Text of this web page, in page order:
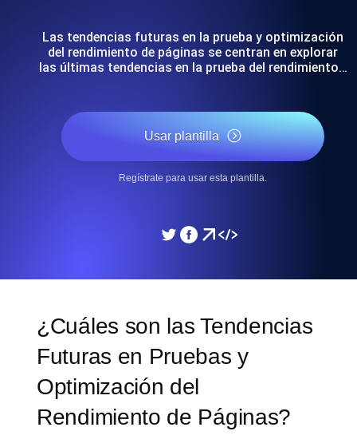
Las tendencias futuras en la prueba y optimización
del rendimiento de páginas se centran en explorar
las últimas tendencias en la prueba del rendimiento…
Usar plantilla
Regístrate para usar esta plantilla.
¿Cuáles son las Tendencias
Futuras en Pruebas y
Optimización del
Rendimiento de Páginas?